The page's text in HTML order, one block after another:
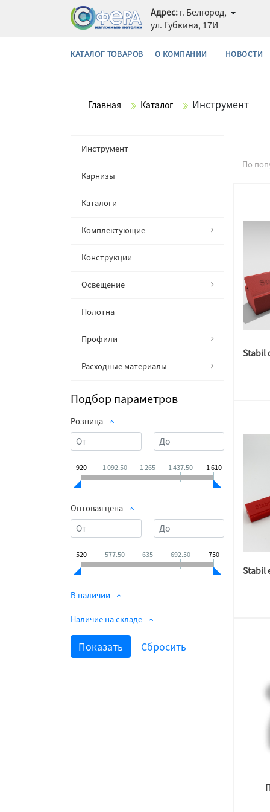
Адрес: г. Белгород,
ул. Губкина, 17И
КАТАЛОГ ТОВАРОВ О КОМПАНИИ НОВОСТИ
Главная Каталог Инструмент
Инструмент
Карнизы
Каталоги
Комплектующие
Конструкции
Освещение
Полотна
Профили
Расходные материалы
Подбор параметров
Розница
920 1 092.50 1 265 1 437.50 1 610
Оптовая цена
520 577.50 635 692.50 750
В наличии
Наличие на складе
По